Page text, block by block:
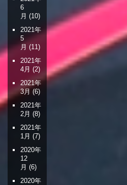
6
月 (10)
2021年
5
月 (11)
2021年
4月 (2)
2021年
3月 (6)
2021年
2月 (8)
2021年
1月 (7)
2020年
12
月 (6)
2020年